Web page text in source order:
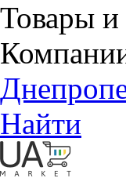
Товары и
Найти